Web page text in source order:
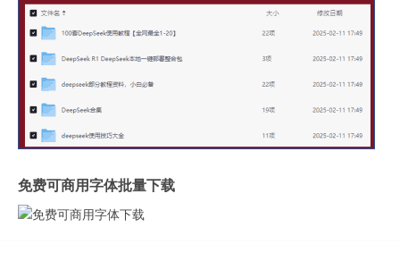
免费可商用字体批量下载